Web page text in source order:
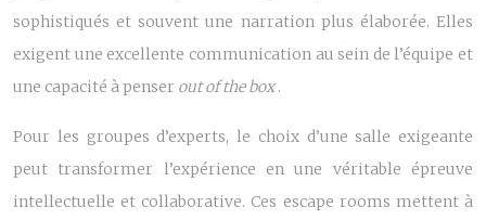
sophistiqués et souvent une narration plus élaborée. Elles
exigent une excellente communication au sein de l’équipe et
une capacité à penser out of the box.
Pour les groupes d’experts, le choix d’une salle exigeante
peut transformer l’expérience en une véritable épreuve
intellectuelle et collaborative. Ces escape rooms mettent à